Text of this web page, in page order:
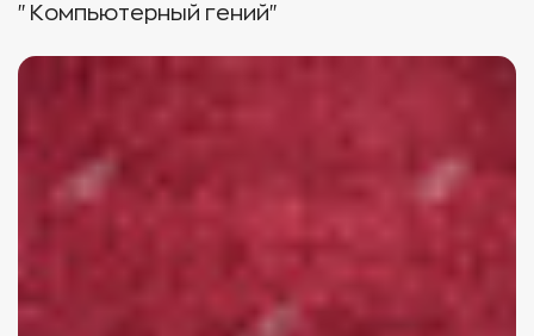
"Компьютерный гений"